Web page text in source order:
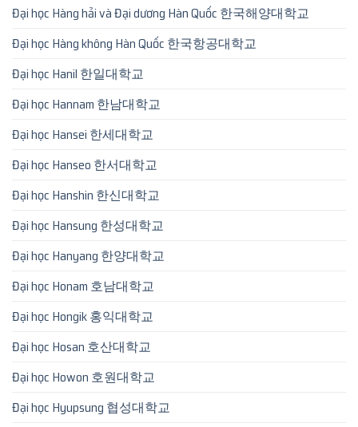
Đại học Hàng hải và Đại dương Hàn Quốc 한국해양대학교
Đại học Hàng không Hàn Quốc 한국항공대학교
Đại học Hanil 한일대학교
Đại học Hannam 한남대학교
Đại học Hansei 한세대학교
Đại học Hanseo 한서대학교
Đại học Hanshin 한신대학교
Đại học Hansung 한성대학교
Đại học Hanyang 한양대학교
Đại học Honam 호남대학교
Đại học Hongik 홍익대학교
Đại học Hosan 호산대학교
Đại học Howon 호원대학교
Đại học Hyupsung 협성대학교